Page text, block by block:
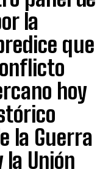
la
que
hoy
la Guerra
la Unión